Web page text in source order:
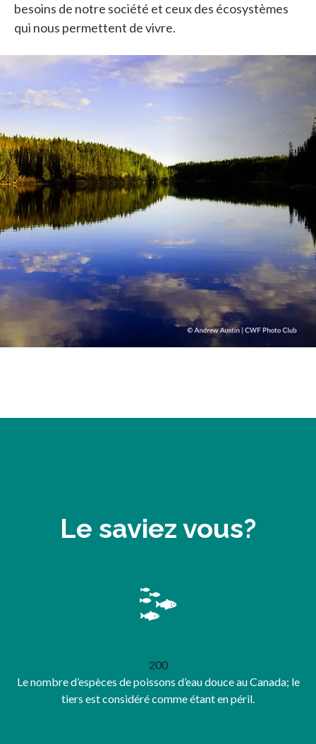
besoins de notre société et ceux des écosystèmes
qui nous permettent de vivre.
Le saviez vous?
200
Le nombre d’espèces de poissons d’eau douce au Canada; le
tiers est considéré comme étant en péril.